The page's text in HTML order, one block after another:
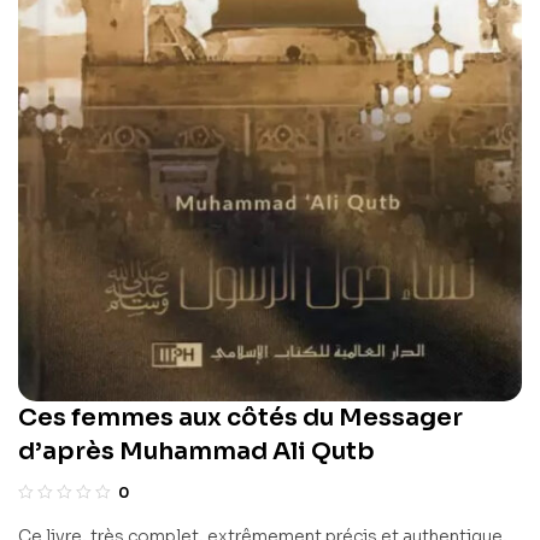
Ces femmes aux côtés du Messager
d’après Muhammad Ali Qutb
0